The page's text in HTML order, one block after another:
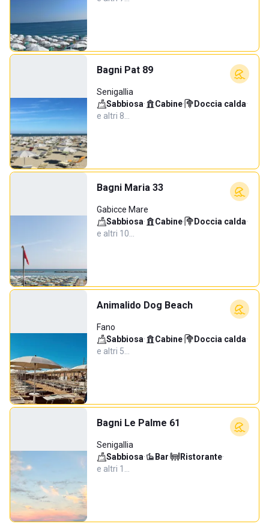
Bagni Pat 89
Senigallia
Sabbiosa· Cabine· Doccia calda·
e altri 8…
Bagni Maria 33
Gabicce Mare
Sabbiosa· Cabine· Doccia calda·
e altri 10…
Animalido Dog Beach
Fano
Sabbiosa· Cabine· Doccia calda·
e altri 5…
Bagni Le Palme 61
Senigallia
Sabbiosa· Bar· Ristorante·
e altri 1…